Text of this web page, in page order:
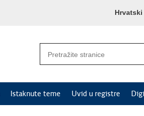
Hrvatski
Istaknute teme Uvid u registre